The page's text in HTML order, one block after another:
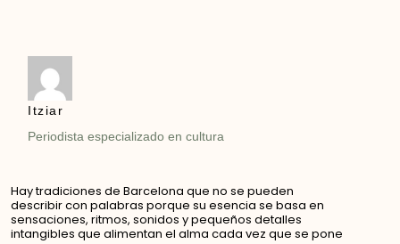
Itziar
Periodista especializado en cultura
Hay tradiciones de Barcelona que no se pueden
describir con palabras porque su esencia se basa en
sensaciones, ritmos, sonidos y pequeños detalles
intangibles que alimentan el alma cada vez que se pone